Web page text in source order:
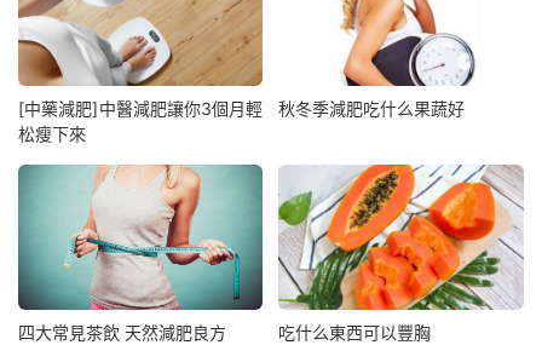
[中藥減肥]中醫減肥讓你3個月輕
松瘦下來
秋冬季減肥吃什么果蔬好
四大常見茶飲 天然減肥良方 吃什么東西可以豐胸